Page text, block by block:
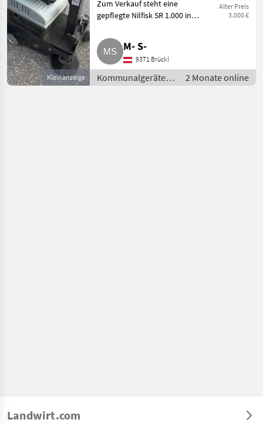
Kleinanzeige
Alter Preis
3.000 €
Zum Verkauf steht eine
gepflegte Nilfisk SR 1.000 in
Maschine funktioniert
einwandfrei und wurde stets
sorgfältig gewartet. Ideal geeig
M- S-
9371 Brückl
Kommunalgeräte /
Kehrtechnik
2 Monate online
Landwirt.com